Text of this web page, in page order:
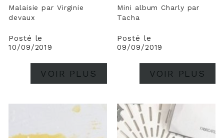
Malaisie par Virginie
devaux
Posté le
10/09/2019
VOIR PLUS
Mini album Charly par
Tacha
Posté le
09/09/2019
VOIR PLUS